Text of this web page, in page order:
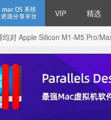
VIP 精选
均对 Apple Silicon M1-M5 Pro/